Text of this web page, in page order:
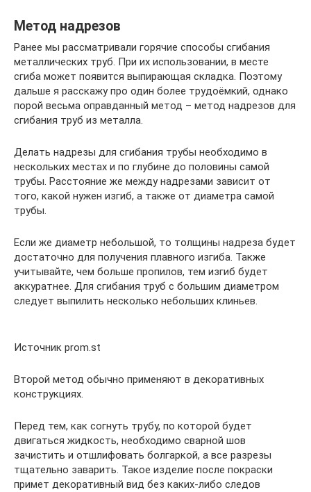
Метод надрезов
Ранее мы рассматривали горячие способы сгибания
металлических труб. При их использовании, в месте
сгиба может появится выпирающая складка. Поэтому
дальше я расскажу про один более трудоёмкий, однако
порой весьма оправданный метод – метод надрезов для
сгибания труб из металла.
Делать надрезы для сгибания трубы необходимо в
нескольких местах и по глубине до половины самой
трубы. Расстояние же между надрезами зависит от
того, какой нужен изгиб, а также от диаметра самой
трубы.
Если же диаметр небольшой, то толщины надреза будет
достаточно для получения плавного изгиба. Также
учитывайте, чем больше пропилов, тем изгиб будет
аккуратнее. Для сгибания труб с большим диаметром
следует выпилить несколько небольших клиньев.
Источник prom.st
Второй метод обычно применяют в декоративных
конструкциях.
Перед тем, как согнуть трубу, по которой будет
двигаться жидкость, необходимо сварной шов
зачистить и отшлифовать болгаркой, а все разрезы
тщательно заварить. Такое изделие после покраски
примет декоративный вид без каких-либо следов